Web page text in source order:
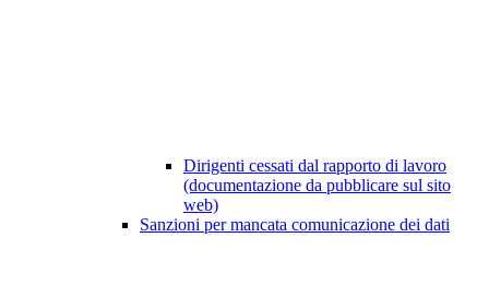
Dirigenti cessati dal rapporto di lavoro
(documentazione da pubblicare sul sito
web)
Sanzioni per mancata comunicazione dei dati